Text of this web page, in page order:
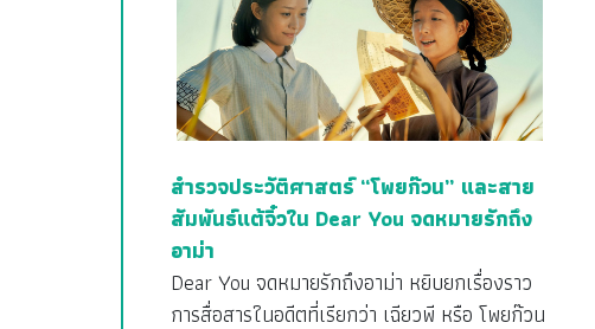
สำรวจประวัติศาสตร์ “โพยก๊วน” และสาย
สัมพันธ์แต้จิ๋วใน Dear You จดหมายรักถึง
อาม่า
Dear You จดหมายรักถึงอาม่า หยิบยกเรื่องราว
การสื่อสารในอดีตที่เรียกว่า เฉียวพี หรือ โพยก๊วน